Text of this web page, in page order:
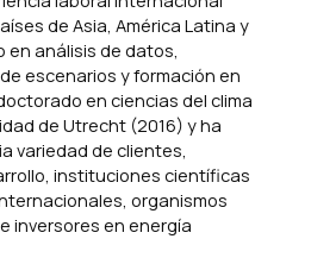
de Asia, América Latina y
en análisis de datos,
escenarios y formación en
en ciencias del clima
de Utrecht (2016) y ha
variedad de clientes,
instituciones científicas
organismos
inversores en energía